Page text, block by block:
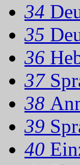
34
35
36
37
38
39
40